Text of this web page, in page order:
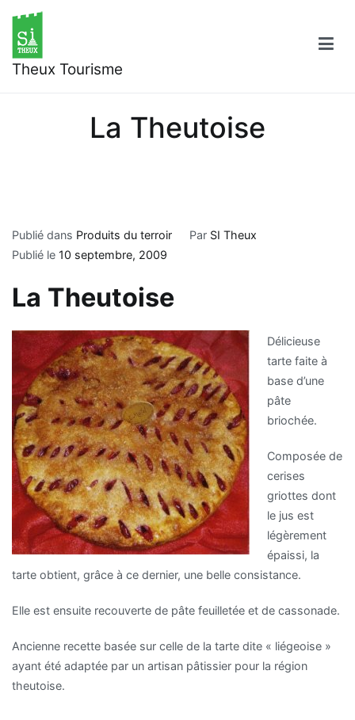
contenu
Theux Tourisme
La Theutoise
Publié dans Produits du terroir Par SI Theux
Publié le 10 septembre, 2009
La Theutoise
Délicieuse
tarte faite à
base d’une
pâte
briochée.
Composée de
cerises
griottes dont
le jus est
légèrement
épaissi, la
tarte obtient, grâce à ce dernier, une belle consistance.
Elle est ensuite recouverte de pâte feuilletée et de cassonade.
Ancienne recette basée sur celle de la tarte dite « liégeoise »
ayant été adaptée par un artisan pâtissier pour la région
theutoise.